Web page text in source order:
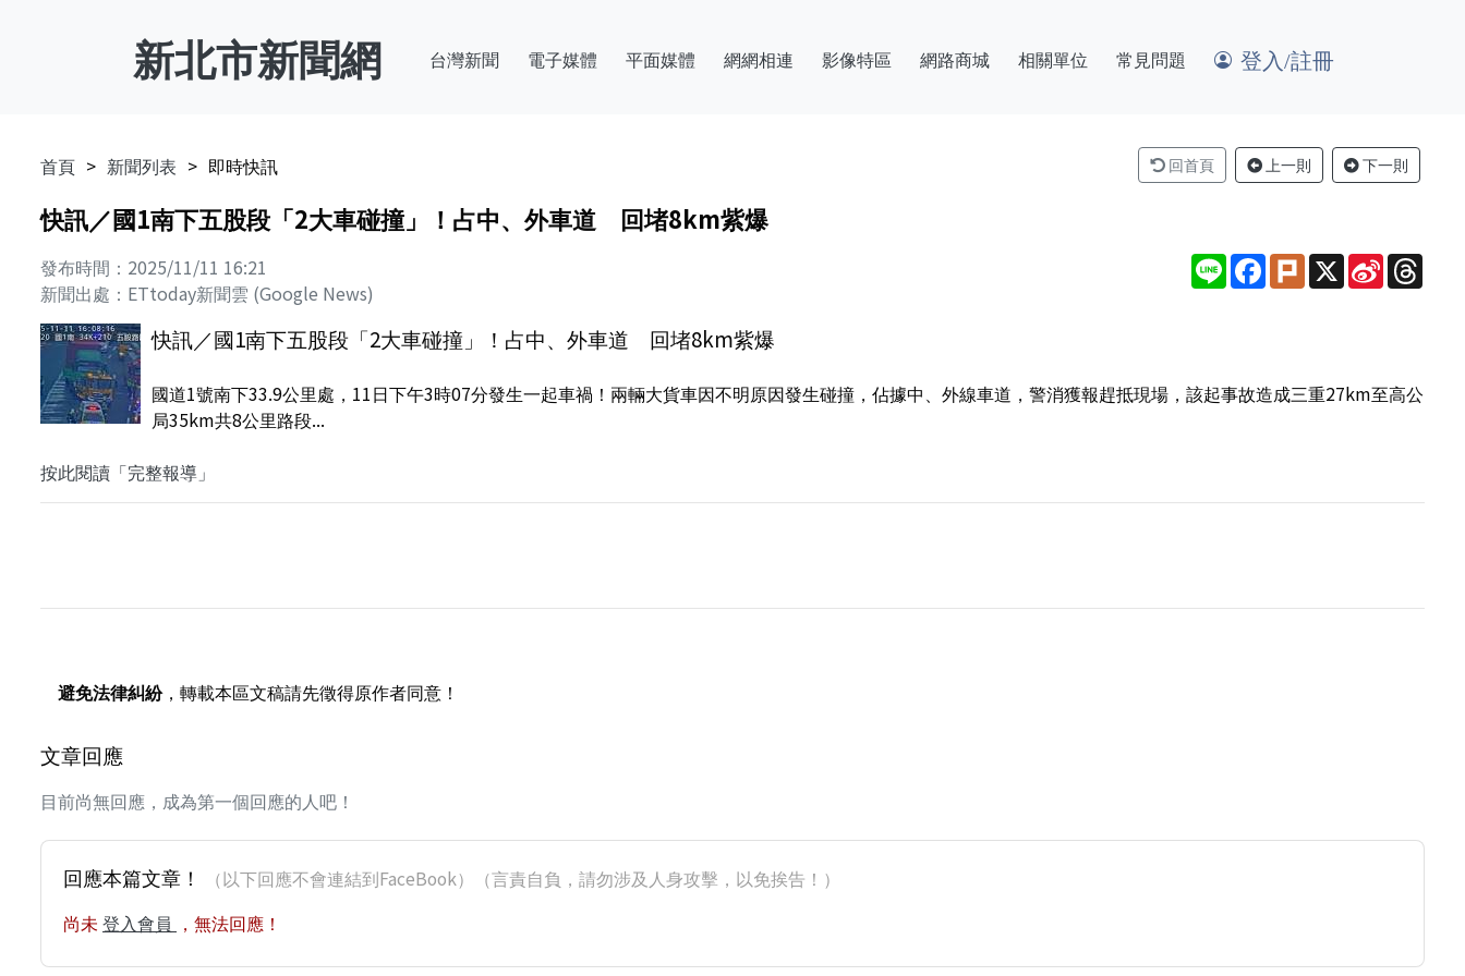
新北市新聞網 台灣新聞 電子媒體 平面媒體 網網相連 影像特區 網路商城 相關單位 常見問題 登入/註冊
首頁 新聞列表 即時快訊 回首頁 上一則 下一則
快訊／國1南下五股段「2大車碰撞」！占中、外車道 回堵8km紫爆
發布時間：2025/11/11 16:21
新聞出處：ETtoday新聞雲 (Google News)
Line Facebook
PlurkX Sina
Weibo
快訊／國1南下五股段「2大車碰撞」！占中、外車道 回堵8km紫爆
國道1號南下33.9公里處，11日下午3時07分發生一起車禍！兩輛大貨車因不明原因發生碰撞，佔據中、外線車道，警消獲報趕抵現場，該起事故造成三重27km至高公
局35km共8公里路段...
按此閱讀「完整報導」
避免法律糾紛，轉載本區文稿請先徵得原作者同意！
文章回應
目前尚無回應，成為第一個回應的人吧！
回應本篇文章！ （以下回應不會連結到FaceBook）（言責自負，請勿涉及人身攻擊，以免挨告！）
尚未 登入會員 ，無法回應！